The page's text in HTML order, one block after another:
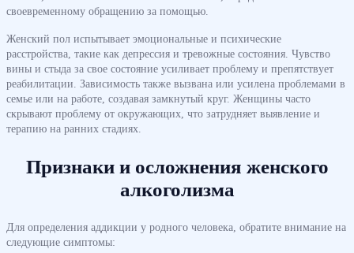
своевременному обращению за помощью.
Женский пол испытывает эмоциональные и психические
расстройства, такие как депрессия и тревожные состояния. Чувство
вины и стыда за свое состояние усиливает проблему и препятствует
реабилитации. Зависимость также вызвана или усилена проблемами в
семье или на работе, создавая замкнутый круг. Женщины часто
скрывают проблему от окружающих, что затрудняет выявление и
терапию на ранних стадиях.
Признаки и осложнения женского
алкоголизма
Для определения аддикции у родного человека, обратите внимание на
следующие симптомы: